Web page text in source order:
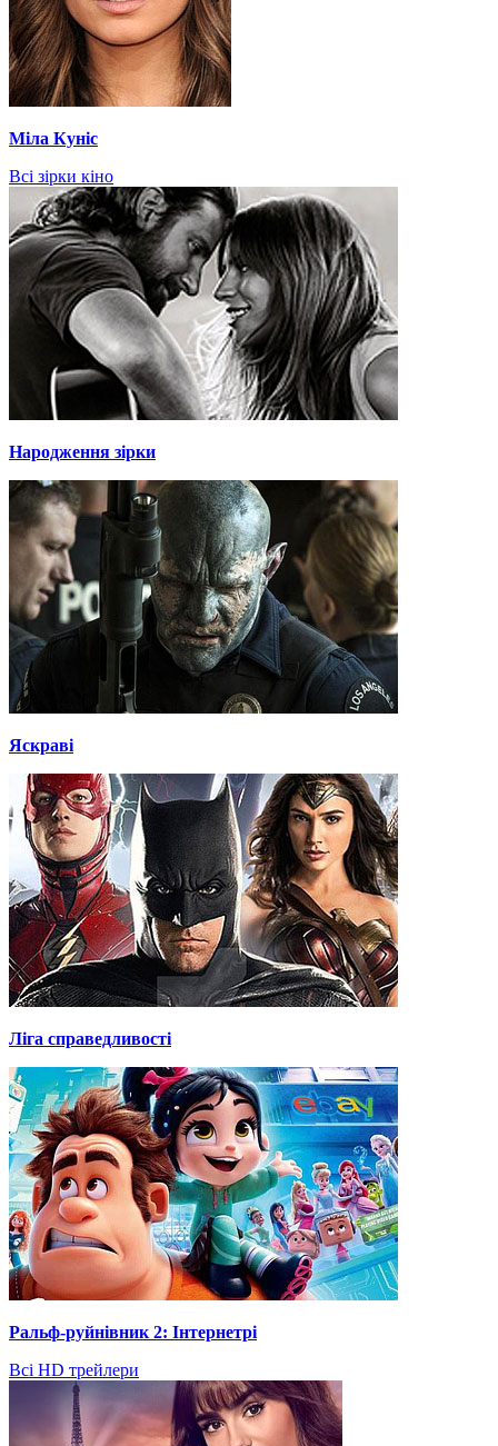
Міла Куніс
Всі зірки кіно
Народження зірки
Яскраві
Ліга справедливості
Ральф-руйнівник 2: Інтернетрі
Всі HD трейлери